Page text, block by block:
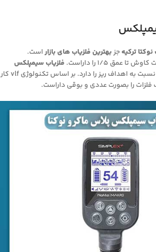
ترکیهجزبهترین فلزیاب های بازاراست.
تا عمق 1/5 را داراست.
فلزیاب سیمپلکس
حساسیت عالی نسبت به اهداف ریز را دارد. بر اساس تکنولوژی vlf کار
را بصورت عددی و بوقی داراست.